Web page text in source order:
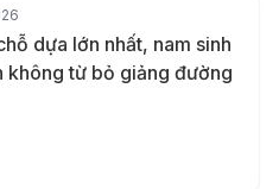
dựa lớn nhất, nam sinh
không từ bỏ giảng đường